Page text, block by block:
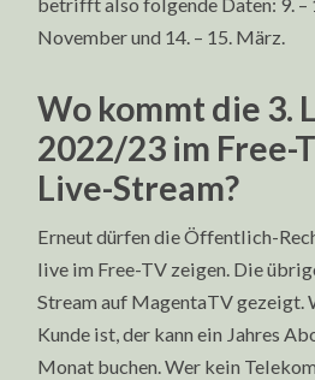
November und 14. – 15. März.
Wo kommt die 3.
2022/23 im Free-
Live-Stream?
Erneut dürfen die Öffentlich-
live im Free-TV zeigen. Die
Stream auf MagentaTV gezeigt.
Kunde ist, der kann ein Jahres
Monat buchen. Wer kein